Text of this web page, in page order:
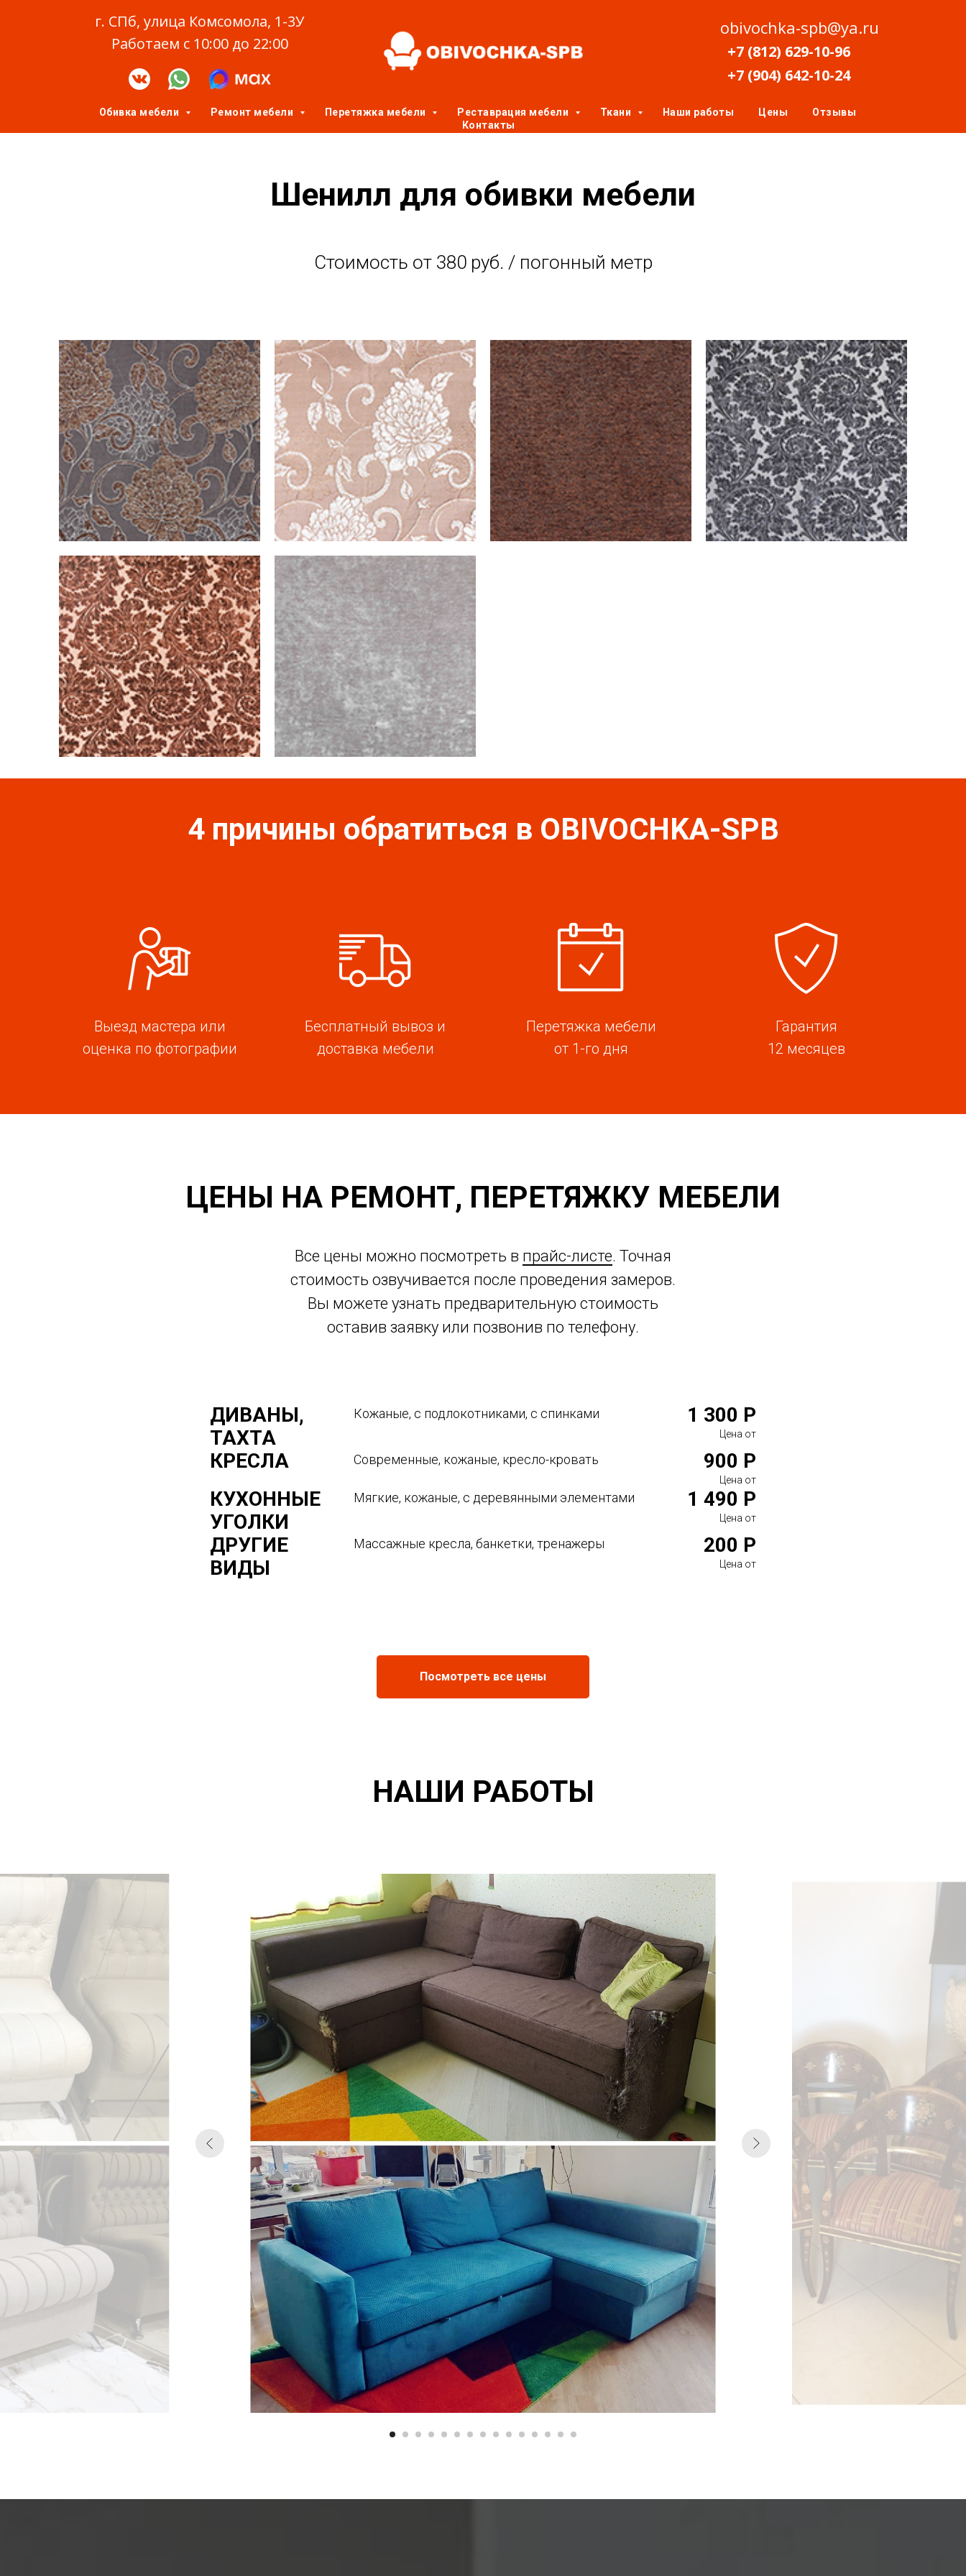
г. СПб, улица Комсомола, 1-3У
Работаем с 10:00 до 22:00
obivochka-spb@ya.ru
+7 (812) 629-10-96
+7 (904) 642-10-24
Обивка мебели Ремонт мебели Перетяжка мебели Реставрация мебели Ткани Наши работы Цены
Отзывы
Контакты
Шенилл для обивки мебели
Стоимость от 380 руб. / погонный метр
4 причины обратиться в OBIVOCHKA-SPB
Выезд мастера или
оценка по фотографии
Бесплатный вывоз и
доставка мебели
Перетяжка мебели
от 1-го дня
Гарантия
12 месяцев
ЦЕНЫ НА РЕМОНТ, ПЕРЕТЯЖКУ МЕБЕЛИ
Все цены можно посмотреть в прайс-листе. Точная
стоимость озвучивается после проведения замеров.
Вы можете узнать предварительную стоимость
оставив заявку или позвонив по телефону.
ДИВАНЫ,
ТАХТА
Кожаные, с подлокотниками, с спинками 1 300 Р
Цена от
КРЕСЛА Современные, кожаные, кресло-кровать 900 Р
Цена от
КУХОННЫЕ
УГОЛКИ
Мягкие, кожаные, с деревянными элементами 1 490 Р
Цена от
ДРУГИЕ
ВИДЫ
Массажные кресла, банкетки, тренажеры 200 Р
Цена от
Посмотреть все цены
НАШИ РАБОТЫ